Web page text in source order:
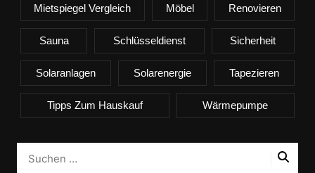
Mietspiegel Vergleich Möbel Renovieren
Sauna Schlüsseldienst Sicherheit
Solaranlagen Solarenergie Tapezieren
Tipps Zum Hauskauf Wärmepumpe